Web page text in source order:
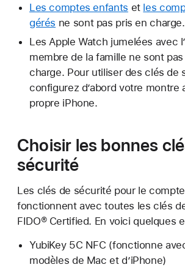
Les comptes enfants et les
gérés ne sont pas pris en charge.
Les Apple Watch jumelées avec
membre de la famille ne sont
charge. Pour utiliser des clés de
configurez d’abord votre montre
propre iPhone.
Choisir les bonnes
sécurité
Les clés de sécurité pour le
fonctionnent avec toutes les clés
FIDO® Certified. En voici quelques
YubiKey 5C NFC (fonctionne
modèles de Mac et d’iPhone)